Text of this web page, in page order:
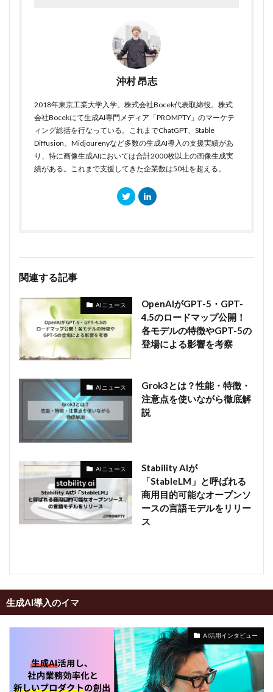
沖村 昂志
2018年東京工業大学入学。株式会社Bocek代表取締役。株式
会社Bocekにて生成AI専門メディア「PROMPTY」のマーケテ
ィング総括を行なっている。これまでChatGPT、Stable
Diffusion、Midjourenyなど多数の生成AI導入の支援実績があ
り、特に画像生成AIにおいては合計2000枚以上の画像生成実
績がある。これまで支援してきた企業数は50社を超える。
関連する記事
AIニュース
OpenAIがGPT-5・GPT-
4.5のロードマップ公開！
各モデルの特徴やGPT-5の
登場による影響を考察
AIニュース
Grok3とは？性能・特徴・
注意点を使いながら徹底解
説
AIニュース
Stability AIが
「StableLM」と呼ばれる
商用目的可能なオープンソ
ースの言語モデルをリリー
ス
生成AI導入のイマ
AI活用インタビュー